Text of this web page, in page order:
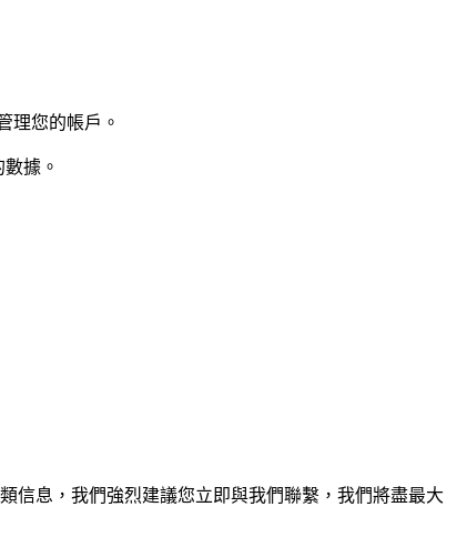
理您的帳戶。
據。
信息，我們強烈建議您立即與我們聯繫，我們將盡最大